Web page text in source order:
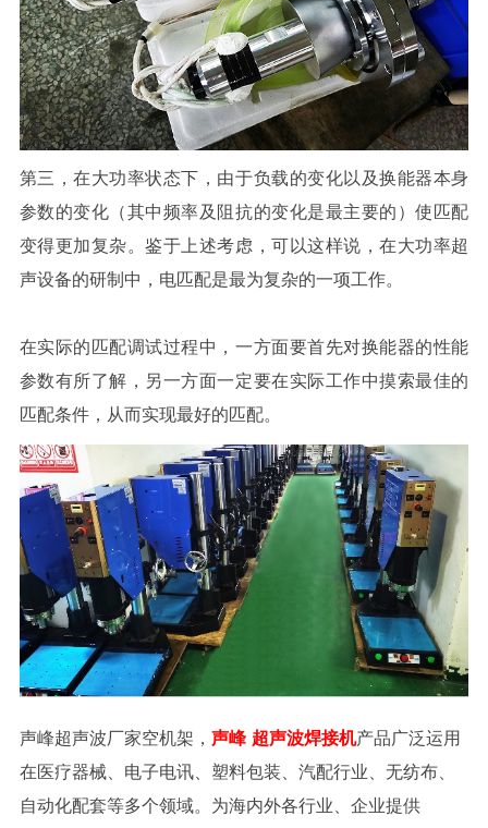
第三，在大功率状态下，由于负载的变化以及换能器本身
参数的变化（其中频率及阻抗的变化是最主要的）使匹配
变得更加复杂。鉴于上述考虑，可以这样说，在大功率超
声设备的研制中，电匹配是最为复杂的一项工作。
在实际的匹配调试过程中，一方面要首先对换能器的性能
参数有所了解，另一方面一定要在实际工作中摸索最佳的
匹配条件，从而实现最好的匹配。
声峰超声波厂家空机架 ， 声峰 超声波焊接机产品广泛运用
在医疗器械、电子电讯、塑料包装、汽配行业、无纺布、
自动化配套等多个领域。为海内外各行业、企业提供